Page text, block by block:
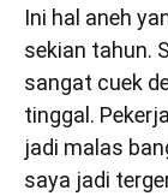
Ini hal aneh
sekian tahun.
sangat cuek
tinggal.
jadi malas
saya jadi